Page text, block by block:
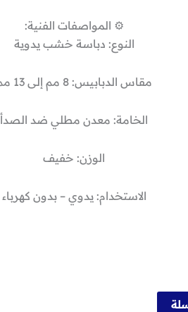
⚙️ المواصفات الفنية:
النوع: دباسة خشب يدوية
مقاس الدبابيس: 8 مم إلى 13 مم
الخامة: معدن مطلي ضد الصدأ
الوزن: خفيف
الاستخدام: يدوي – بدون كهرباء